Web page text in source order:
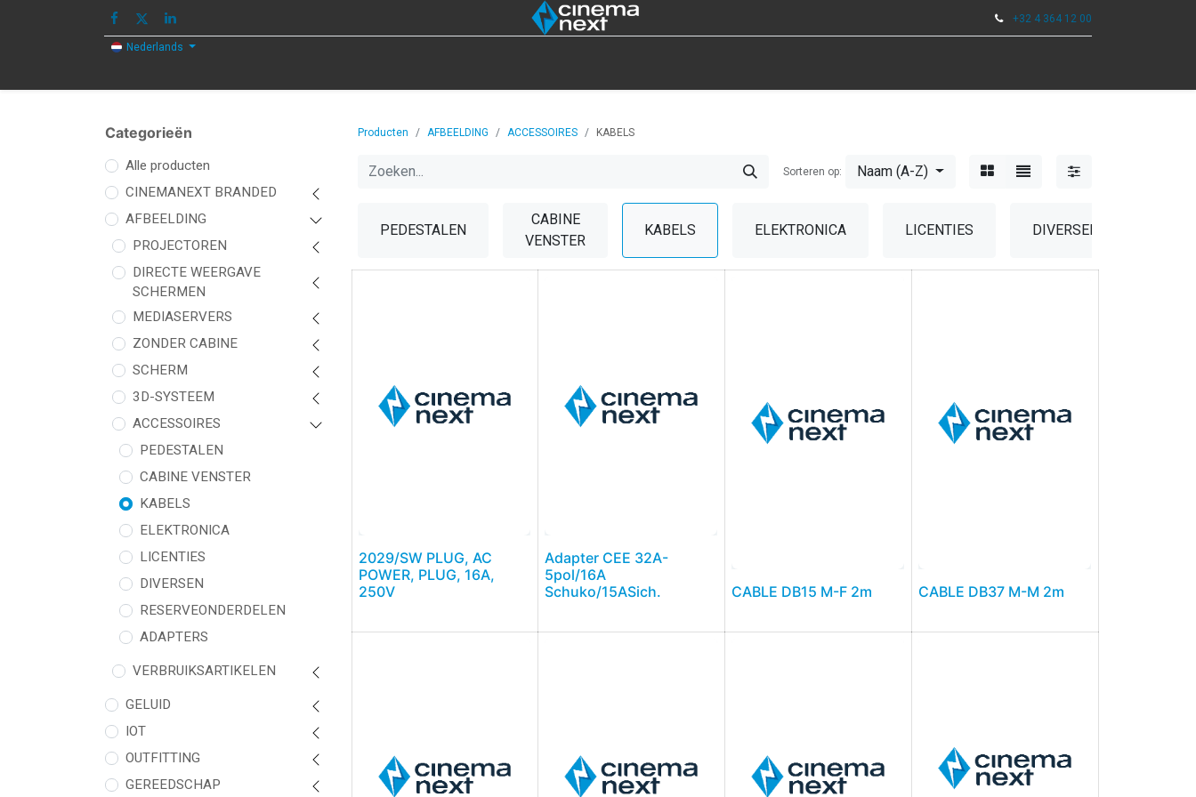
+32 4 364 12 00
Nederlands
Categorieën
Alle producten
CINEMANEXT BRANDED
AFBEELDING
PROJECTOREN
DIRECTE WEERGAVE
SCHERMEN
MEDIASERVERS
ZONDER CABINE
SCHERM
3D-SYSTEEM
ACCESSOIRES
PEDESTALEN
CABINE VENSTER
KABELS
ELEKTRONICA
LICENTIES
DIVERSEN
RESERVEONDERDELEN
ADAPTERS
VERBRUIKSARTIKELEN
GELUID
IOT
OUTFITTING
GEREEDSCHAP
Producten AFBEELDING ACCESSOIRES KABELS
Sorteren op: Naam (A-Z)
PEDESTALEN
CABINE
VENSTER
KABELS ELEKTRONICA LICENTIES DIVERSEN
2029/SW PLUG, AC
POWER, PLUG, 16A,
250V
Adapter CEE 32A-
5pol/16A
Schuko/15ASich.
CABLE DB15 M-F 2m CABLE DB37 M-M 2m